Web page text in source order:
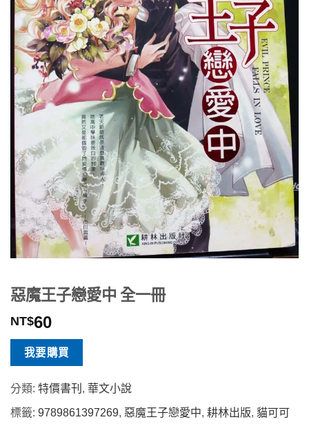
惡魔王子戀愛中 全一冊
NT$60
我要購買
分類: 特價書刊 , 華文小說
標籤: 9789861397269, 惡魔王子戀愛中, 耕林出版, 貓可可